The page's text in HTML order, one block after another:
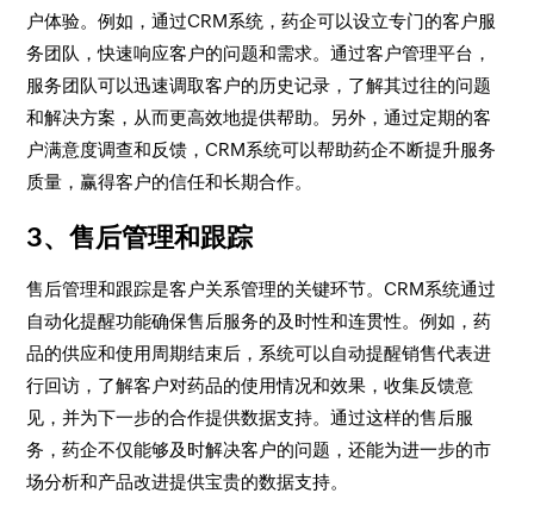
户体验。例如，通过CRM系统，药企可以设立专门的客户服
务团队，快速响应客户的问题和需求。通过客户管理平台，
服务团队可以迅速调取客户的历史记录，了解其过往的问题
和解决方案，从而更高效地提供帮助。另外，通过定期的客
户满意度调查和反馈，CRM系统可以帮助药企不断提升服务
质量，赢得客户的信任和长期合作。
3、售后管理和跟踪
售后管理和跟踪是客户关系管理的关键环节。CRM系统通过
自动化提醒功能确保售后服务的及时性和连贯性。例如，药
品的供应和使用周期结束后，系统可以自动提醒销售代表进
行回访，了解客户对药品的使用情况和效果，收集反馈意
见，并为下一步的合作提供数据支持。通过这样的售后服
务，药企不仅能够及时解决客户的问题，还能为进一步的市
场分析和产品改进提供宝贵的数据支持。